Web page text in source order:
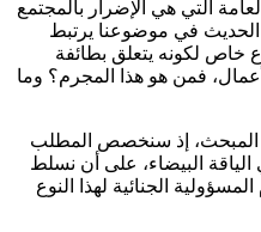
التي هي الإضرار بالمجتمع
الحديث في موضوعنا يرتبط
خاص لكونه يتعلق بطائفة
فمن هو هذا المجرم؟ وما
إذ سنخصص المطلب
البيضاء، على أن نسلط
الجنائية لهذا النوع